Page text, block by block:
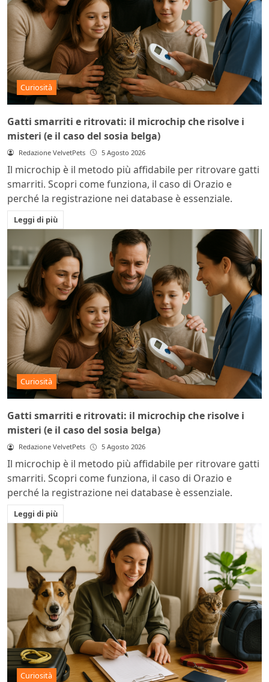
Curiosità
Gatti smarriti e ritrovati: il microchip che risolve i
misteri (e il caso del sosia belga)
Redazione VelvetPets 5 Agosto 2026
Il microchip è il metodo più affidabile per ritrovare gatti
smarriti. Scopri come funziona, il caso di Orazio e
perché la registrazione nei database è essenziale.
Leggi di più
Curiosità
Gatti smarriti e ritrovati: il microchip che risolve i
misteri (e il caso del sosia belga)
Redazione VelvetPets 5 Agosto 2026
Il microchip è il metodo più affidabile per ritrovare gatti
smarriti. Scopri come funziona, il caso di Orazio e
perché la registrazione nei database è essenziale.
Leggi di più
Curiosità